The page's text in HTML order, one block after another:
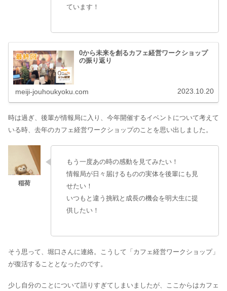
ています！
0から未来を創るカフェ経営ワークショップ
の振り返り
meiji-jouhoukyoku.com 2023.10.20
時は過ぎ、後輩が情報局に入り、今年開催するイベントについて考えて
いる時、去年のカフェ経営ワークショップのことを思い出しました。
もう一度あの時の感動を見てみたい！
情報局が日々届けるものの実体を後輩にも見
せたい！
いつもと違う挑戦と成長の機会を明大生に提
供したい！
そう思って、堀口さんに連絡。こうして「カフェ経営ワークショップ」
が復活することとなったのです。
少し自分のことについて語りすぎてしまいましたが、ここからはカフェ